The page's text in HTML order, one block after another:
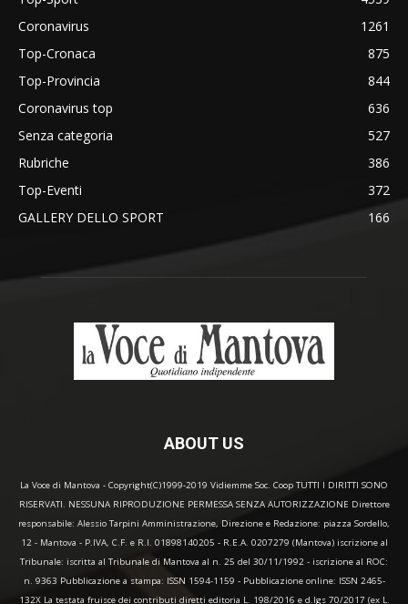
Coronavirus
1261
Top-Cronaca
875
Top-Provincia
844
Coronavirus top
636
Senza categoria
527
Rubriche
386
Top-Eventi
372
GALLERY DELLO SPORT
166
ABOUT US
La Voce di Mantova - Copyright(C)1999-2019 Vidiemme Soc. Coop TUTTI I DIRITTI SONO
RISERVATI. NESSUNA RIPRODUZIONE PERMESSA SENZA AUTORIZZAZIONE Direttore
responsabile: Alessio Tarpini Amministrazione, Direzione e Redazione: piazza Sordello,
12 - Mantova - P.IVA, C.F. e R.I. 01898140205 - R.E.A. 0207279 (Mantova) iscrizione al
Tribunale: iscritta al Tribunale di Mantova al n. 25 del 30/11/1992 - iscrizione al ROC:
n. 9363 Pubblicazione a stampa: ISSN 1594-1159 - Pubblicazione online: ISSN 2465-
132X La testata fruisce dei contributi diretti editoria L. 198/2016 e d.lgs 70/2017 (ex L.